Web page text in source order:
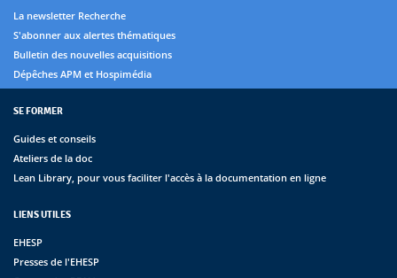
La newsletter Recherche
S'abonner aux alertes thématiques
Bulletin des nouvelles acquisitions
Dépêches APM et Hospimédia
SE FORMER
Guides et conseils
Ateliers de la doc
Lean Library, pour vous faciliter l'accès à la documentation en ligne
LIENS UTILES
EHESP
Presses de l'EHESP